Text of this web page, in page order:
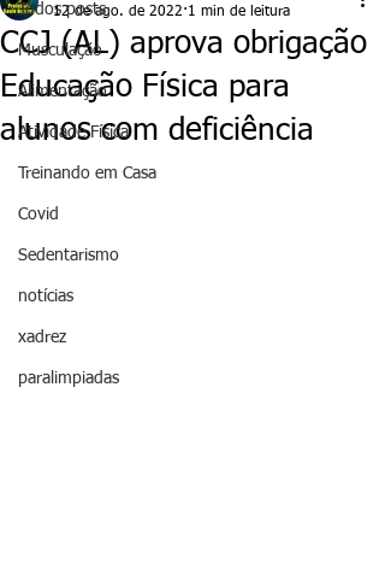
Todos posts
Musculação
Alimentação
Atividade Física
Treinando em Casa
Covid
Sedentarismo
notícias
xadrez
paralimpiadas
CCJ (AL) aprova obrigação
Educação Física para
alunos com deficiência
12 de ago. de 2022 1 min de leitura